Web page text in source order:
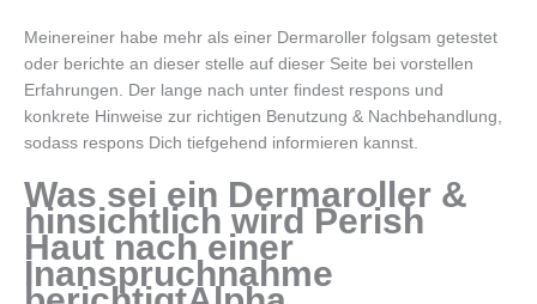
Meinereiner habe mehr als einer Dermaroller folgsam getestet
oder berichte an dieser stelle auf dieser Seite bei vorstellen
Erfahrungen. Der lange nach unter findest respons und
konkrete Hinweise zur richtigen Benutzung & Nachbehandlung,
sodass respons Dich tiefgehend informieren kannst.
Was sei ein Dermaroller &
hinsichtlich wird Perish
Haut nach einer
Inanspruchnahme